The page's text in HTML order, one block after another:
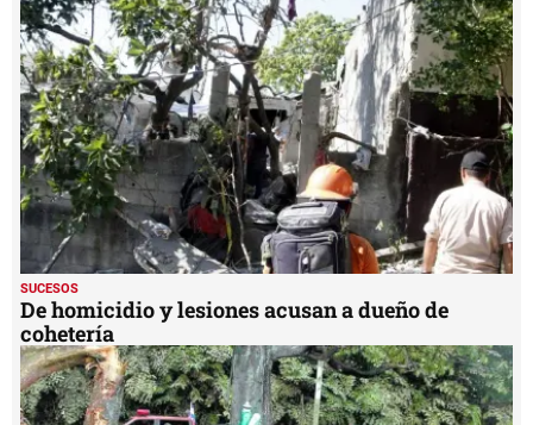
SUCESOS
De homicidio y lesiones acusan a dueño de
cohetería